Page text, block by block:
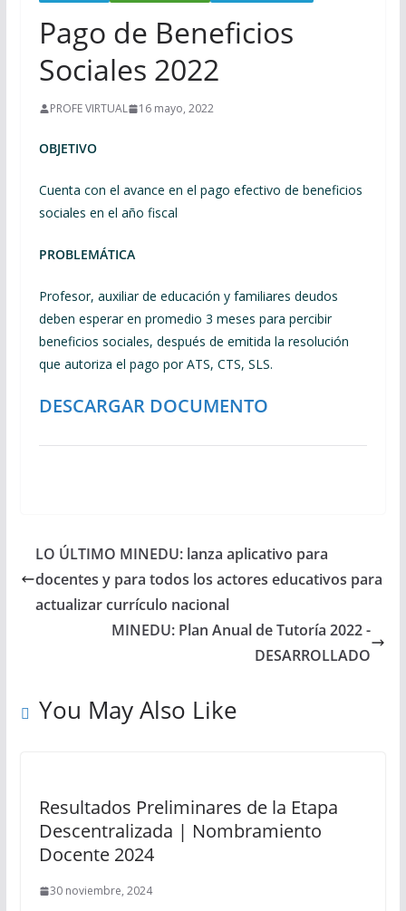
Pago de Beneficios
Sociales 2022
PROFE VIRTUAL 16 mayo, 2022
OBJETIVO
Cuenta con el avance en el pago efectivo de beneficios
sociales en el año fiscal
PROBLEMÁTICA
Profesor, auxiliar de educación y familiares deudos
deben esperar en promedio 3 meses para percibir
beneficios sociales, después de emitida la resolución
que autoriza el pago por ATS, CTS, SLS.
DESCARGAR DOCUMENTO
LO ÚLTIMO MINEDU: lanza aplicativo para
docentes y para todos los actores educativos para
actualizar currículo nacional
MINEDU: Plan Anual de Tutoría 2022 -
DESARROLLADO
You May Also Like
Resultados Preliminares de la Etapa
Descentralizada | Nombramiento
Docente 2024
30 noviembre, 2024